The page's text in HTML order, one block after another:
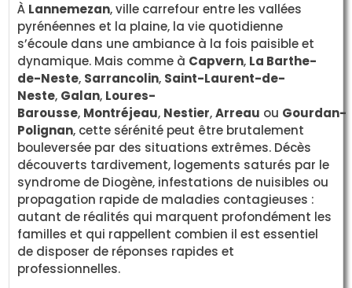
À Lannemezan, ville carrefour entre les vallées
pyrénéennes et la plaine, la vie quotidienne
s’écoule dans une ambiance à la fois paisible et
dynamique. Mais comme à Capvern, La Barthe-
de-Neste, Sarrancolin, Saint-Laurent-de-
Neste, Galan, Loures-
Barousse, Montréjeau, Nestier,Arreau ou Gourdan-
Polignan, cette sérénité peut être brutalement
bouleversée par des situations extrêmes. Décès
découverts tardivement, logements saturés par le
syndrome de Diogène, infestations de nuisibles ou
propagation rapide de maladies contagieuses :
autant de réalités qui marquent profondément les
familles et qui rappellent combien il est essentiel
de disposer de réponses rapides et
professionnelles.